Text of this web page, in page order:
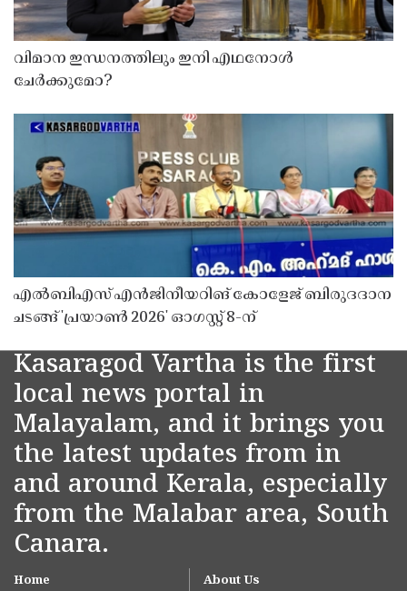
വിമാന ഇന്ധനത്തിലും ഇനി എഥനോൾ
ചേർക്കുമോ?
എൽബിഎസ് എൻജിനീയറിങ് കോളേജ് ബിരുദദാന
ചടങ്ങ് 'പ്രയാൺ 2026' ഓഗസ്റ്റ് 8-ന്
Kasaragod Vartha is the first
local news portal in
Malayalam, and it brings you
the latest updates from in
and around Kerala, especially
from the Malabar area, South
Canara.
Home About Us